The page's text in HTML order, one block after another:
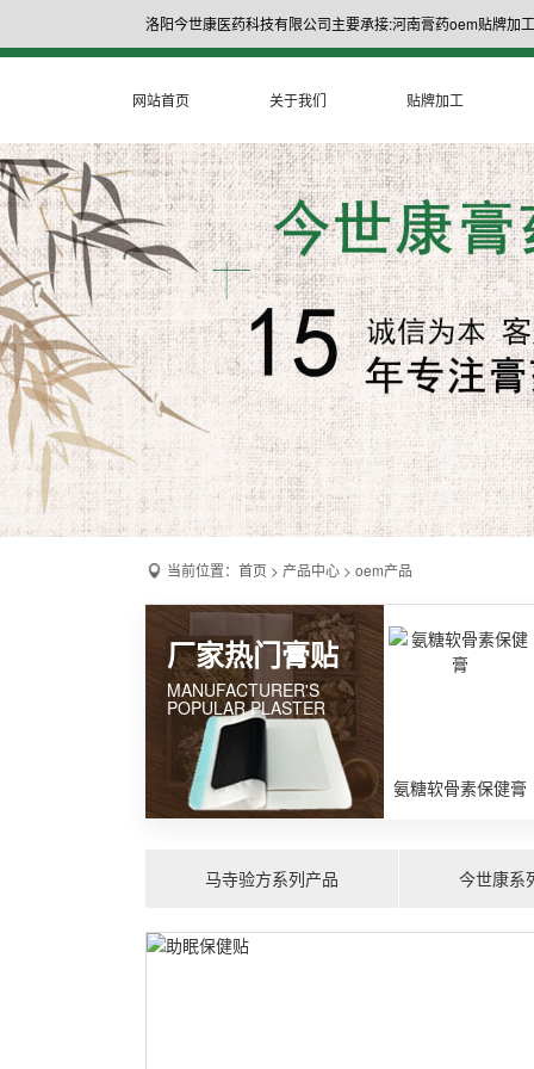
洛阳今世康医药科技有限公司主要承接:河南膏药oem贴牌加
网站首页 关于我们 贴牌加工
当前位置： 首页 > 产品中心 > oem产品
厂家热门膏贴
MANUFACTURER'S
POPULAR PLASTER
氨糖软骨素保健膏
马寺验方系列产品 今世康系